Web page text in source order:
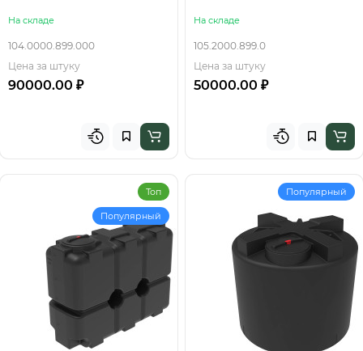
На складе
104.0000.899.000
Цена за штуку
90000.00 ₽
На складе
105.2000.899.0
Цена за штуку
50000.00 ₽
Топ
Популярный
Популярный